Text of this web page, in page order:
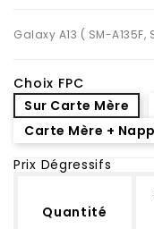
Galaxy A13 ( SM-A135F,
Choix FPC
Sur Carte Mère
Carte Mère +
Prix Dégressifs
Quantité